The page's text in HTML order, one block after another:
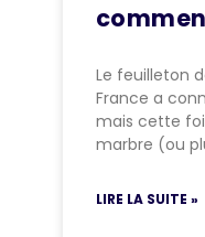
Le feuilleton
France a
mais cette
marbre (ou
LIRE LA SUITE »